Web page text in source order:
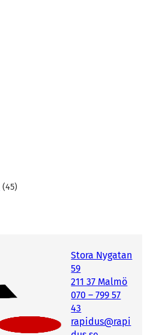
(45)
Stora Nygatan
59
211 37 Malmö
070 – 799 57
43
rapidus@rapi